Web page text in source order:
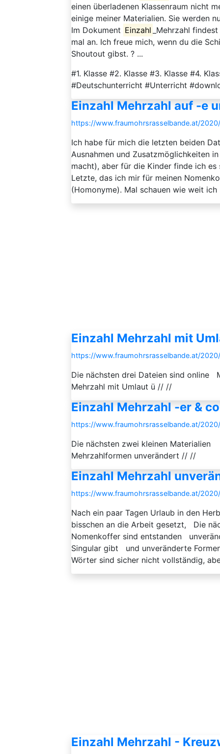
einen überladenen Klassenraum nicht
einige meiner Materialien. Sie werden
Im Dokument Einzahl _Mehrzahl
mal an. Ich freue mich, wenn du die
Shoutout gibst. ? ...
#1. Klasse #2. Klasse #3. Klasse #4.
#Deutschunterricht #Unterricht
Einzahl Mehrzahl auf -e
https://www.fraumohrsrasselbande.at/
Ich habe für mich die letzten beiden
Ausnahmen und Zusatzmöglichkeiten
macht), aber für die Kinder finde ich
Letzte, das ich mir für meinen
(Homonyme). Mal schauen wie weit
Einzahl Mehrzahl mit
https://www.fraumohrsrasselbande.at/
Die nächsten drei Dateien sind
Mehrzahl mit Umlaut ü // //
Einzahl Mehrzahl -er & co
https://www.fraumohrsrasselbande.at/
Die nächsten zwei kleinen
Mehrzahlformen unverändert // //
Einzahl Mehrzahl
https://www.fraumohrsrasselbande.at/
Nach ein paar Tagen Urlaub in den
bisschen an die Arbeit gesetzt, Die
Nomenkoffer sind entstanden
Singular gibt und unveränderte
Wörter sind sicher nicht vollständig,
Einzahl Mehrzahl -